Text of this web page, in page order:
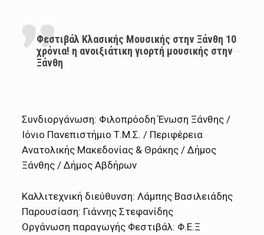
Φεστιβάλ Κλασικής Μουσικής στην Ξάνθη 10
χρόνια! η ανοιξιάτικη γιορτή μουσικής στην
Ξάνθη
Συνδιοργάνωση: Φιλοπρόοδη Ένωση Ξάνθης /
Ιόνιο Πανεπιστήμιο Τ.Μ.Σ. / Περιφέρεια
Ανατολικής Μακεδονίας & Θράκης / Δήμος
Ξάνθης / Δήμος Αβδήρων
Καλλιτεχνική διεύθυνση: Λάμπης Βασιλειάδης
Παρουσίαση: Γιάννης Στεφανίδης
Οργάνωση παραγωγής Φεστιβάλ: Φ.Ε.Ξ